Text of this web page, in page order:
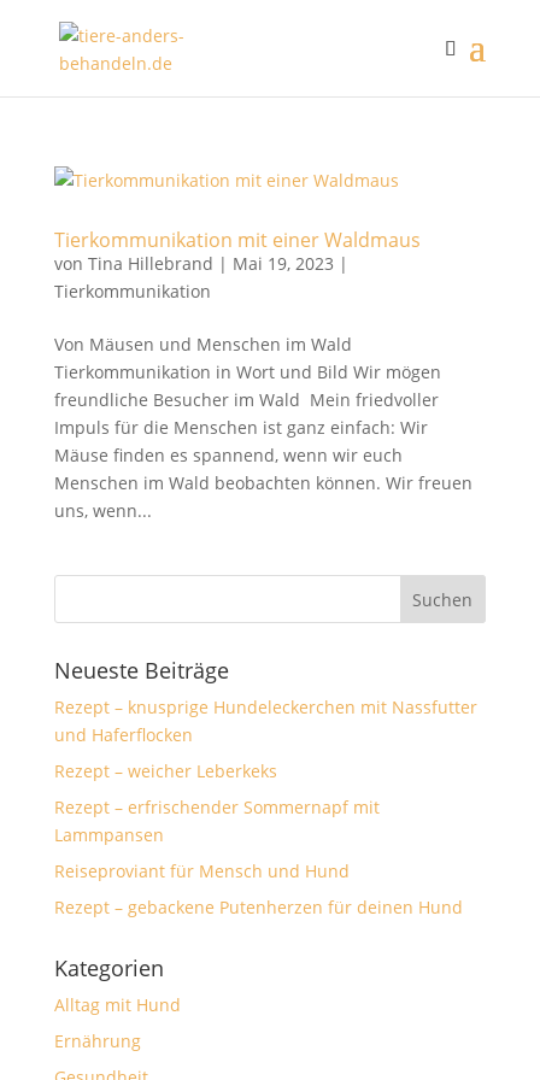
Tierkommunikation mit einer Waldmaus
von Tina Hillebrand | Mai 19, 2023 |
Tierkommunikation
Von Mäusen und Menschen im Wald
Tierkommunikation in Wort und Bild Wir mögen
freundliche Besucher im Wald Mein friedvoller
Impuls für die Menschen ist ganz einfach: Wir
Mäuse finden es spannend, wenn wir euch
Menschen im Wald beobachten können. Wir freuen
uns, wenn...
Neueste Beiträge
Rezept – knusprige Hundeleckerchen mit Nassfutter
und Haferflocken
Rezept – weicher Leberkeks
Rezept – erfrischender Sommernapf mit
Lammpansen
Reiseproviant für Mensch und Hund
Rezept – gebackene Putenherzen für deinen Hund
Kategorien
Alltag mit Hund
Ernährung